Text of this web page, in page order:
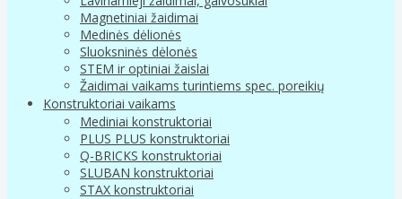
Magnetiniai žaidimai
Medinės dėlionės
Sluoksninės dėlonės
STEM ir optiniai žaislai
Žaidimai vaikams turintiems spec. poreikių
Konstruktoriai vaikams
Mediniai konstruktoriai
PLUS PLUS konstruktoriai
Q-BRICKS konstruktoriai
SLUBAN konstruktoriai
STAX konstruktoriai